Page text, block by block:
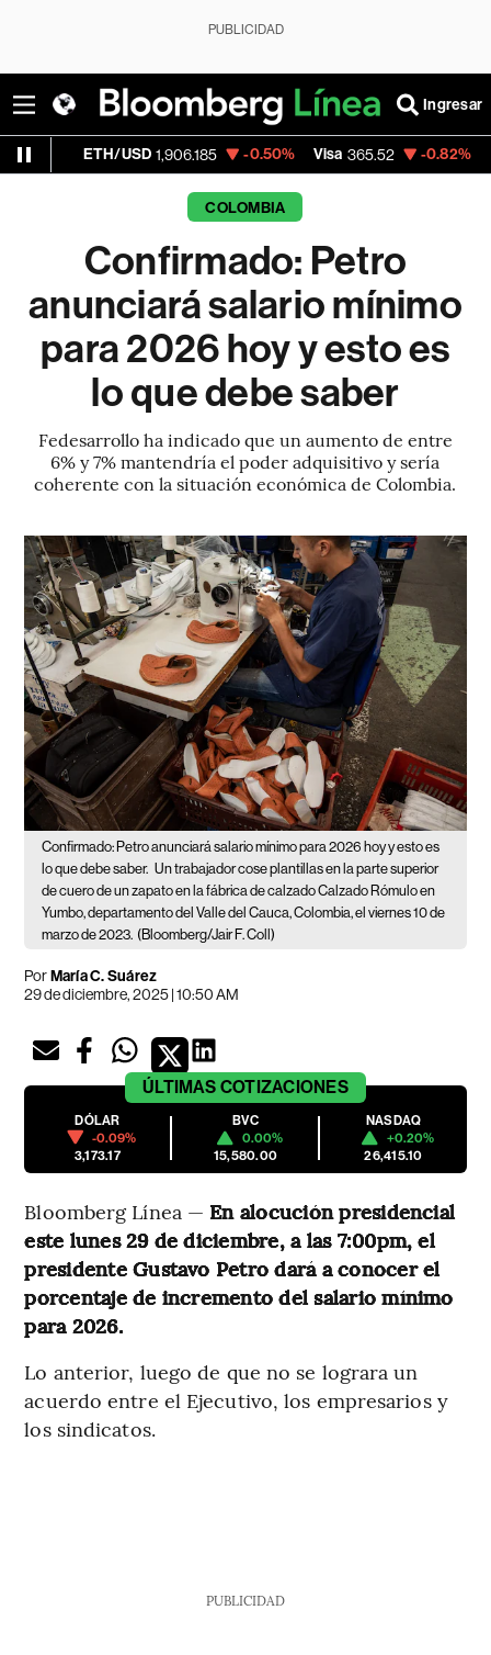
PUBLICIDAD
Ingresar
1,906.185 -0.50% Visa 365.52 -0.82%
COLOMBIA
Confirmado: Petro
anunciará salario mínimo
para 2026 hoy y esto es
lo que debe saber
Fedesarrollo ha indicado que un aumento de entre
6% y 7% mantendría el poder adquisitivo y sería
coherente con la situación económica de Colombia.
Confirmado: Petro anunciará salario mínimo para 2026 hoy y esto es
lo que debe saber. Un trabajador cose plantillas en la parte superior
de cuero de un zapato en la fábrica de calzado Calzado Rómulo en
Yumbo, departamento del Valle del Cauca, Colombia, el viernes 10 de
marzo de 2023. (Bloomberg/Jair F. Coll)
PorMaría C. Suárez
29 de diciembre, 2025 | 10:50 AM
ÚLTIMAS COTIZACIONES
DÓLAR
-0.09%
3,173.17
BVC
0.00%
15,580.00
NASDAQ
+0.20%
26,415.10
Bloomberg Línea — En alocución presidencial
este lunes 29 de diciembre, a las 7:00pm, el
presidente Gustavo Petro dará a conocer el
porcentaje de incremento del salario mínimo
para 2026.
Lo anterior, luego de que no se lograra un
acuerdo entre el Ejecutivo, los empresarios y
los sindicatos.
PUBLICIDAD